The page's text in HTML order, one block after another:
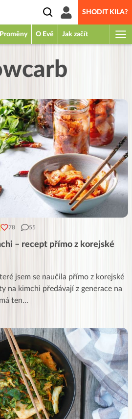
SHODIT KILA?
Proměny O Evě Jak začít
78 55
– recept přímo z korejské
jsem se naučila přímo z korejské
na kimchi předávají z generace na
ten...